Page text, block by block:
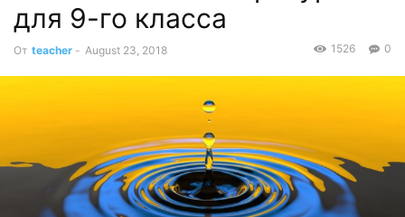
для 9-го класса
От teacher - August 23, 2018 0
1526